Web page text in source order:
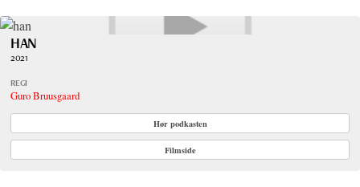
HAN
2021
REGI
Guro Bruusgaard
Hør podkasten
Filmside